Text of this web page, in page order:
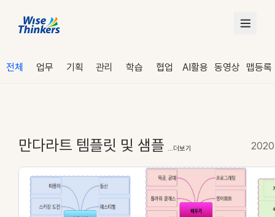
로그인
전체 업무 기획 관리 학습 협업 AI활용 동영상 맵등록
만다라트 템플릿 및 샘플 ...더보기